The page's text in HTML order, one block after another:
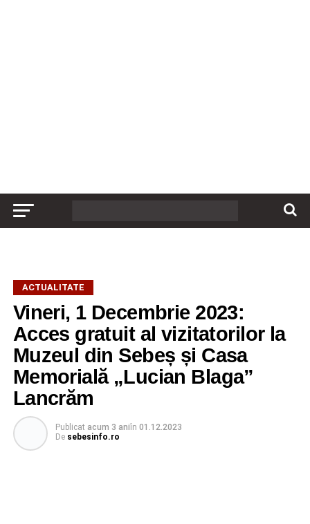
ACTUALITATE
Vineri, 1 Decembrie 2023:
Acces gratuit al vizitatorilor la
Muzeul din Sebeș și Casa
Memorială „Lucian Blaga”
Lancrăm
Publicat acum 3 aniîn 01.12.2023
De sebesinfo.ro